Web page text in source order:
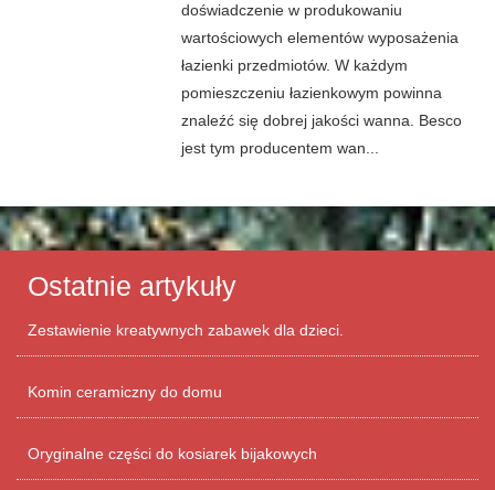
doświadczenie w produkowaniu
wartościowych elementów wyposażenia
łazienki przedmiotów. W każdym
pomieszczeniu łazienkowym powinna
znaleźć się dobrej jakości wanna. Besco
jest tym producentem wan...
Ostatnie artykuły
Zestawienie kreatywnych zabawek dla dzieci.
Komin ceramiczny do domu
Oryginalne części do kosiarek bijakowych